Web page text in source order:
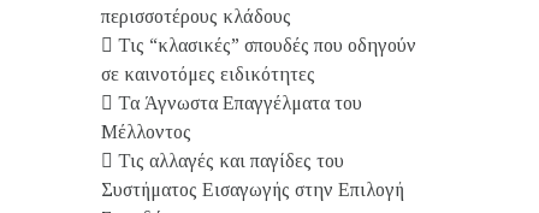
περισσοτέρους κλάδους
 Τις “κλασικές” σπουδές που οδηγούν
σε καινοτόμες ειδικότητες
 Τα Άγνωστα Επαγγέλματα του
Μέλλοντος
 Τις αλλαγές και παγίδες του
Συστήματος Εισαγωγής στην Επιλογή